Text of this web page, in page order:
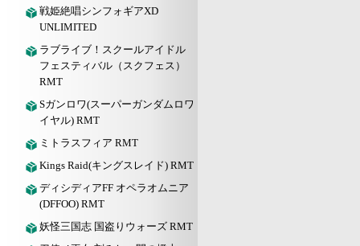
戦姫絶唱シンフォギアXD
UNLIMITED
ラブライブ！スクールアイドル
フェスティバル（スクフェス）
RMT
Sガンロワ(スーパーガンダムロワ
イヤル) RMT
ミトラスフィア RMT
Kings Raid(キングスレイド) RMT
ディシディアFF オペラオムニア
(DFFOO) RMT
妖怪三国志 国盗りウォーズ RMT